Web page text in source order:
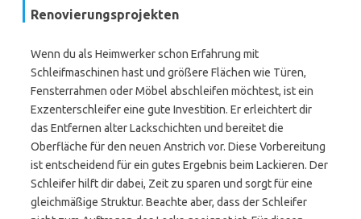
Renovierungsprojekten
Wenn du als Heimwerker schon Erfahrung mit
Schleifmaschinen hast und größere Flächen wie Türen,
Fensterrahmen oder Möbel abschleifen möchtest, ist ein
Exzenterschleifer eine gute Investition. Er erleichtert dir
das Entfernen alter Lackschichten und bereitet die
Oberfläche für den neuen Anstrich vor. Diese Vorbereitung
ist entscheidend für ein gutes Ergebnis beim Lackieren. Der
Schleifer hilft dir dabei, Zeit zu sparen und sorgt für eine
gleichmäßige Struktur. Beachte aber, dass der Schleifer